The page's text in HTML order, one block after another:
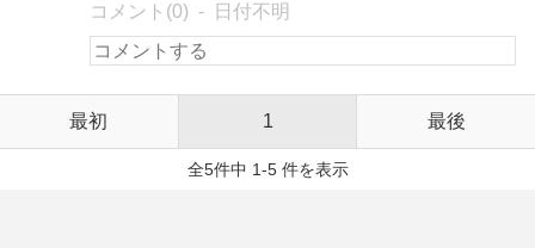
コメント(0) 日付不明
最初 1 最後
全5件中 1-5 件を表示